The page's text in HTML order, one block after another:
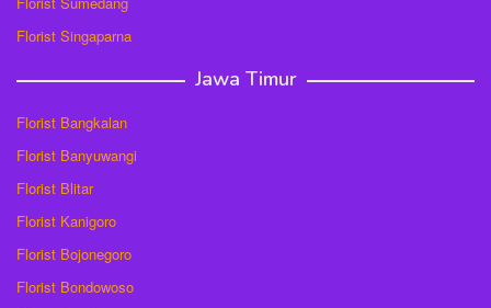
Florist Singaparna
Jawa Timur
Florist Bangkalan
Florist Banyuwangi
Florist Blitar
Florist Kanigoro
Florist Bojonegoro
Florist Bondowoso